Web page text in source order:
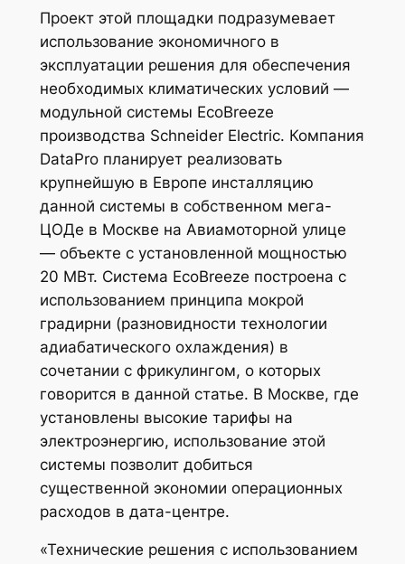
Проект этой площадки подразумевает
использование экономичного в
эксплуатации решения для обеспечения
необходимых климатических условий —
модульной системы EcoBreeze
производства Schneider Electric. Компания
DataPro планирует реализовать
крупнейшую в Европе инсталляцию
данной системы в собственном мега-
ЦОДе в Москве на Авиамоторной улице
— объекте с установленной мощностью
20 МВт. Система EcoBreeze построена с
использованием принципа мокрой
градирни (разновидности технологии
адиабатического охлаждения) в
сочетании с фрикулингом, о которых
говорится в данной статье. В Москве, где
установлены высокие тарифы на
электроэнергию, использование этой
системы позволит добиться
существенной экономии операционных
расходов в дата-центре.
«Технические решения с использованием